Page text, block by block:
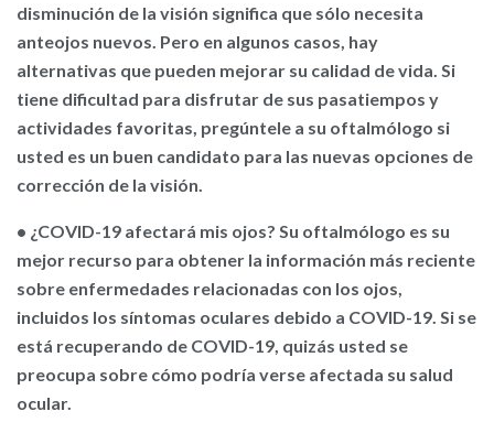
disminución de la visión significa que sólo necesita
anteojos nuevos. Pero en algunos casos, hay
alternativas que pueden mejorar su calidad de vida. Si
tiene dificultad para disfrutar de sus pasatiempos y
actividades favoritas, pregúntele a su oftalmólogo si
usted es un buen candidato para las nuevas opciones de
corrección de la visión.
• ¿COVID-19 afectará mis ojos? Su oftalmólogo es su
mejor recurso para obtener la información más reciente
sobre enfermedades relacionadas con los ojos,
incluidos los síntomas oculares debido a COVID-19. Si se
está recuperando de COVID-19, quizás usted se
preocupa sobre cómo podría verse afectada su salud
ocular.